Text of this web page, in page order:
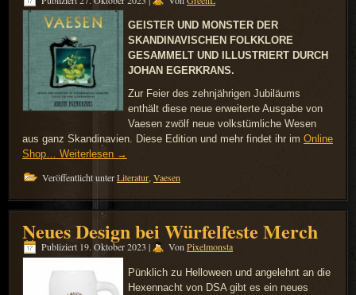
GEISTER UND MONSTER DER
SKANDINAVISCHEN FOLKKLORE
GESAMMELT UND ILLUSTRIERT DURCH
JOHAN EGERKRANS.
Zur Feier des zehnjährigen Jubiläums
enthält diese neue erweiterte Ausgabe von
Vaesen zwölf neue volkstümliche Wesen
aus ganz Skandinavien. Diese Edition und mehr findet ihr im Online
Shop… Weiterlesen →
Veröffentlicht unterLiteratur Vaesen
Neues Design bei Würfelfeste Merch
Publiziert 19. Oktober 2023 | VonPixelmonsta
Pünklich zu Helloween und angelehnt an die
Hexennacht von DSA gibt es ein neues